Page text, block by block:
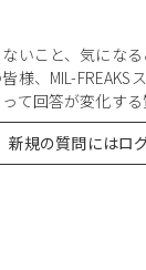
いこと、気にな
様、MIL-FREAKS
て回答が変化する
新規の質問にはロ